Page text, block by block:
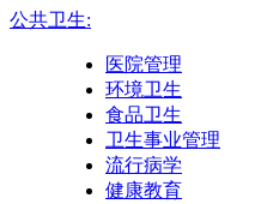
公共卫生:
医院管理
环境卫生
食品卫生
卫生事业管理
流行病学
健康教育